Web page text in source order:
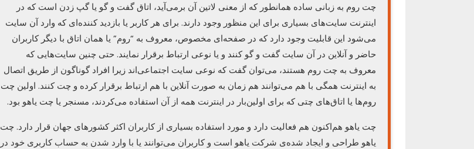
چت روم به زبانی ساده همانطور که از معنی لاتین آن برمی‌آید، اتاق گفت و گو یا گپ زدن است که در
اینترنت سایت‌های بسیاری برای این منظور وجود دارند. برای هر کاربر یا بازدید کننده‌ای که وارد آن سایت
می‌شود این قابلیت وجود دارد که در صفحه‌ای مخصوص، معروف به “روم” یا همان اتاق با دیگر کاربران
حاضر و آنلاین در آن سایت گفت و گو کنند و یا نوعی ارتباط برقرار نمایند. حتی چنین سایت‌هایی که
معروف به چت روم هستند، می‌توان گفت که نوعی سایت اجتماعی‌اند زیرا افراد گوناگون از طریق اتصال
به اینترنت همگی با هم می‌توانند هم زمان به صورت آنلاین با هم ارتباط برقرار کرده و چت کنند. اولین چت
روم‌ها یا اتاق‌های چتی که برای اولین‌بار در اینترنت همه از آن استفاده می‌کردند، مسنجر یا چت یاهو بود.
چت یاهو هم‌اکنون هم فعالیت دارد و مورد استفاده بسیاری از کاربران اکثر کشور‌های جهان قرار دارد. چت
یاهو طراحی و ایجاد شده‌ی شرکت یاهو است و کاربران می‌توانند یا با وارد شدن به حساب کاربری خود در